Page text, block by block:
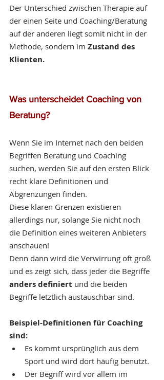
Der Unterschied zwischen Therapie auf
der einen Seite und Coaching/Beratung
auf der anderen liegt somit nicht in der
Methode, sondern im Zustand des
Klienten.
Was unterscheidet Coaching von
Beratung?
Wenn Sie im Internet nach den beiden
Begriffen Beratung und Coaching
suchen, werden Sie auf den ersten Blick
recht klare Definitionen und
Abgrenzungen finden.
Diese klaren Grenzen existieren
allerdings nur, solange Sie nicht noch
die Definition eines weiteren Anbieters
anschauen!
Denn dann wird die Verwirrung oft groß
und es zeigt sich, dass jeder die Begriffe
anders definiert und die beiden
Begriffe letztlich austauschbar sind.
Beispiel-Definitionen für Coaching
sind:
Es kommt ursprünglich aus dem
Sport und wird dort häufig benutzt.
Der Begriff wird vor allem im